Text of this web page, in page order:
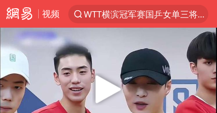
视频
WTT横滨冠军赛国乒女单三将晋级四强
陈思诚零点晒照为佟丽娅庆生
马克·艾伦退出斯诺克中国公开赛
微信又有新功能，你可以“撤回”你的撤回了！
新疆优化调整景区内自驾服务费